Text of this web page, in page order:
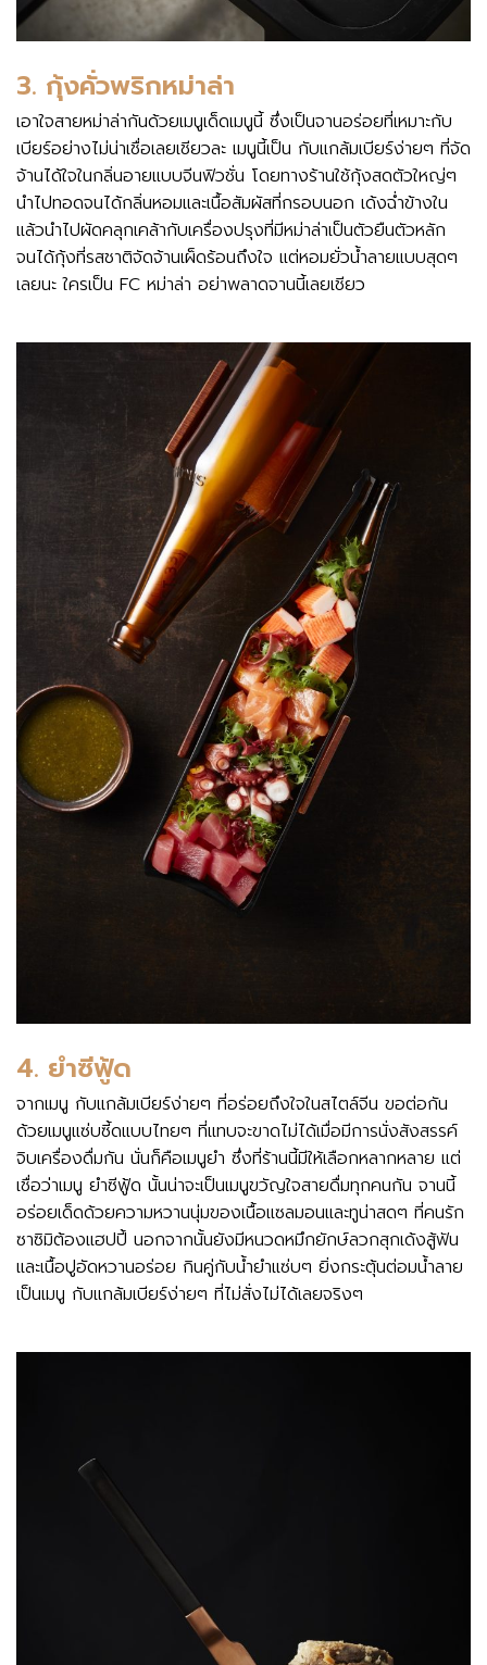
3. กุ้งคั่วพริกหม่าล่า
เอาใจสายหม่าล่ากันด้วยเมนูเด็ดเมนูนี้ ซึ่งเป็นจานอร่อยที่เหมาะกับ
เบียร์อย่างไม่น่าเชื่อเลยเชียวละ เมนูนี้เป็น กับแกล้มเบียร์ง่ายๆ ที่จัด
จ้านได้ใจในกลิ่นอายแบบจีนฟิวชั่น โดยทางร้านใช้กุ้งสดตัวใหญ่ๆ
นำไปทอดจนได้กลิ่นหอมและเนื้อสัมผัสที่กรอบนอก เด้งฉ่ำข้างใน
แล้วนำไปผัดคลุกเคล้ากับเครื่องปรุงที่มีหม่าล่าเป็นตัวยืนตัวหลัก
จนได้กุ้งที่รสชาติจัดจ้านเผ็ดร้อนถึงใจ แต่หอมยั่วน้ำลายแบบสุดๆ
เลยนะ ใครเป็น FC หม่าล่า อย่าพลาดจานนี้เลยเชียว
4. ยำซีฟู้ด
จากเมนู กับแกล้มเบียร์ง่ายๆ ที่อร่อยถึงใจในสไตล์จีน ขอต่อกัน
ด้วยเมนูแซ่บซี้ดแบบไทยๆ ที่แทบจะขาดไม่ได้เมื่อมีการนั่งสังสรรค์
จิบเครื่องดื่มกัน นั่นก็คือเมนูยำ ซึ่งที่ร้านนี้มีให้เลือกหลากหลาย แต่
เชื่อว่าเมนู ยำซีฟู้ด นั้นน่าจะเป็นเมนูขวัญใจสายดื่มทุกคนกัน จานนี้
อร่อยเด็ดด้วยความหวานนุ่มของเนื้อแซลมอนและทูน่าสดๆ ที่คนรัก
ซาซิมิต้องแฮปปี้ นอกจากนั้นยังมีหนวดหมึกยักษ์ลวกสุกเด้งสู้ฟัน
และเนื้อปูอัดหวานอร่อย กินคู่กับน้ำยำแซ่บๆ ยิ่งกระตุ้นต่อมน้ำลาย
เป็นเมนู กับแกล้มเบียร์ง่ายๆ ที่ไม่สั่งไม่ได้เลยจริงๆ